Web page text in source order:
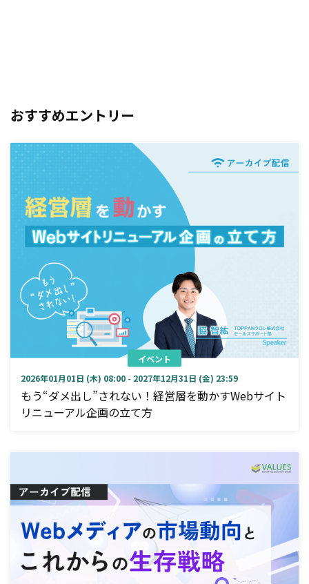
おすすめエントリー
イベント
2026年01月01日 (木) 08:00 - 2027年12月31日 (金) 23:59
もう“ダメ出し”されない！経営層を動かすWebサイト
リニューアル企画の立て方